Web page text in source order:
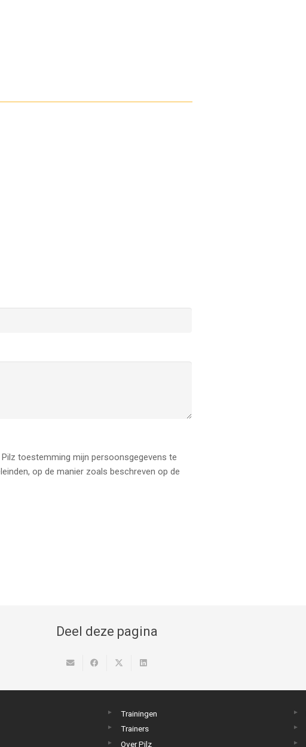
toestemming mijn persoonsgegevens te
op de manier zoals beschreven op de
Deel deze pagina
Trainingen
Trainers
Over Pilz